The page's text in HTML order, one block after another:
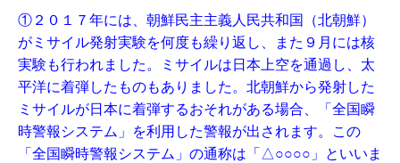
①２０１７年には、朝鮮民主主義人民共和国（北朝鮮）
がミサイル発射実験を何度も繰り返し、また９月には核
実験も行われました。ミサイルは日本上空を通過し、太
平洋に着弾したものもありました。北朝鮮から発射した
ミサイルが日本に着弾するおそれがある場合、「全国瞬
時警報システム」を利用した警報が出されます。この
「全国瞬時警報システム」の通称は「△○○○○」といいま